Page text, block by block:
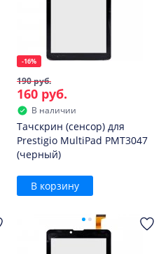
-16%
190 руб.
160 руб.
В наличии
Тачскрин (сенсор) для
Prestigio MultiPad PMT3047
(черный)
В корзину